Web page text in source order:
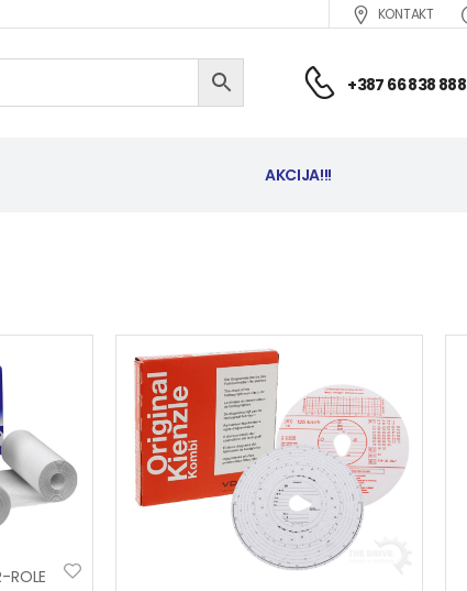
KONTAKT
+387 66 838 888
AKCIJA!!!
ROLE